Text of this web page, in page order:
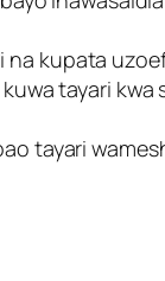
kupata
tayari kwa
tayari